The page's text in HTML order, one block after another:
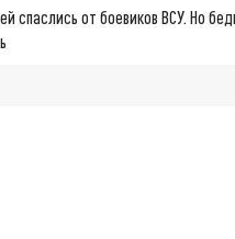
спаслись от боевиков ВСУ. Но